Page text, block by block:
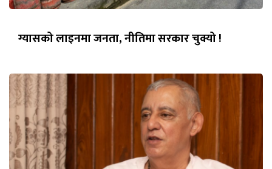
ग्यासको लाइनमा जनता, नीतिमा सरकार चुक्यो !